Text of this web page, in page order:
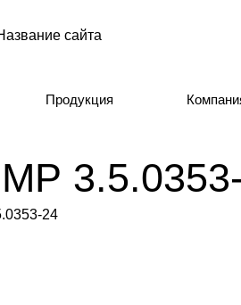
Продукция